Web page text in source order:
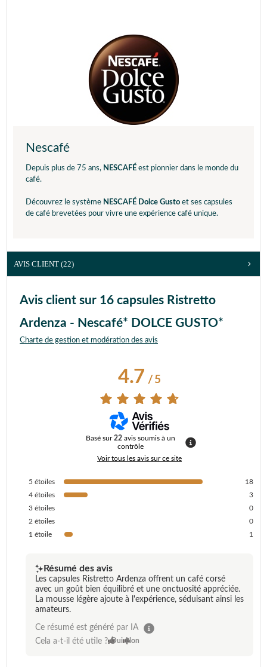
Nescafé
Depuis plus de 75 ans, NESCAFÉ est pionnier dans le monde du
café.
Découvrez le système NESCAFÉ Dolce Gusto et ses capsules
de café brevetées pour vivre une expérience café unique.
AVIS CLIENT (22)
Avis client sur 16 capsules Ristretto
Ardenza - Nescafé* DOLCE GUSTO*
Charte de gestion et modération des avis
4.7/ 5
Basé sur22 avis soumis à un
contrôle
Voir tous les avis sur ce site
5 étoiles
18
4 étoiles
3
3 étoiles
0
2 étoiles
0
1 étoile 1
Résumé des avis
Les capsules Ristretto Ardenza offrent un café corsé
avec un goût bien équilibré et une onctuosité appréciée.
La mousse légère ajoute à l'expérience, séduisant ainsi les
amateurs.
Ce résumé est généré par IA
Cela a-t-il été utile ? Oui Non